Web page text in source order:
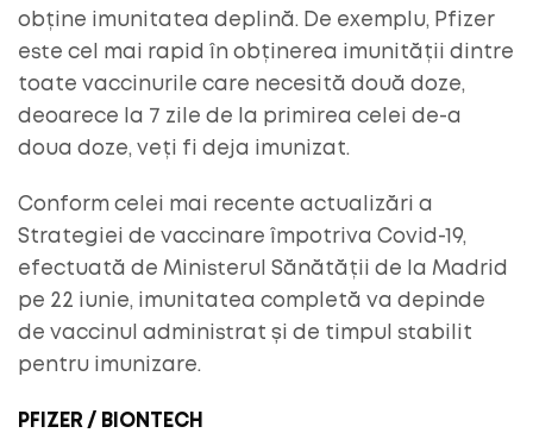
obține imunitatea deplină. De exemplu, Pfizer
este cel mai rapid în obținerea imunității dintre
toate vaccinurile care necesită două doze,
deoarece la 7 zile de la primirea celei de-a
doua doze, veți fi deja imunizat.
Conform celei mai recente actualizări a
Strategiei de vaccinare împotriva Covid-19,
efectuată de Ministerul Sănătății de la Madrid
pe 22 iunie, imunitatea completă va depinde
de vaccinul administrat și de timpul stabilit
pentru imunizare.
PFIZER / BIONTECH